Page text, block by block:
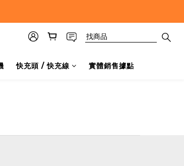
快充頭 / 快充線 實體銷售據點